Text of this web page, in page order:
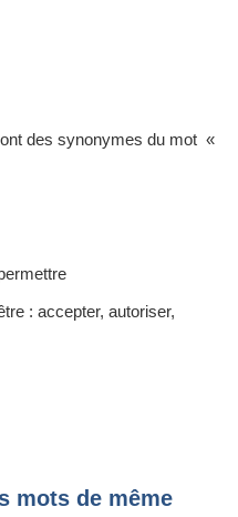
des synonymes du mot «
: accepter, autoriser,
mots de même